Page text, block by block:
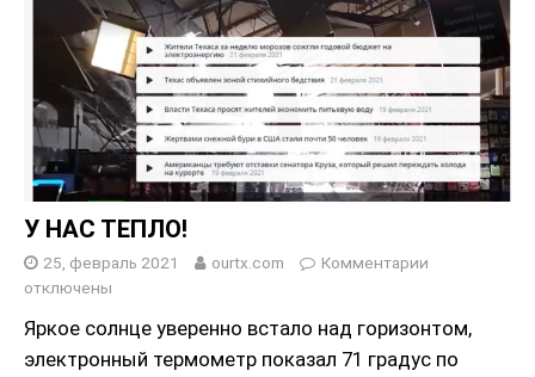
У НАС ТЕПЛО!
25, февраль 2021 ourtx.com
Комментарии
отключены
Яркое солнце уверенно встало над горизонтом,
электронный термометр показал 71 градус по